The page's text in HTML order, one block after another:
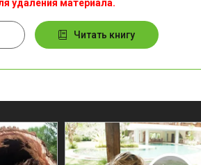
удаления материала.
Читать книгу